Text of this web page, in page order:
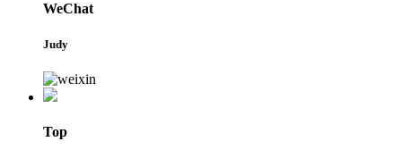
WeChat
Judy
Top